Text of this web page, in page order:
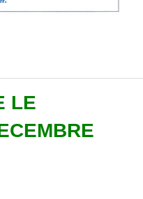
LE